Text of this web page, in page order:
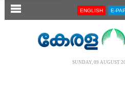
SECTIONS ENGLISH E-
SUNDAY, 09 AUGUST